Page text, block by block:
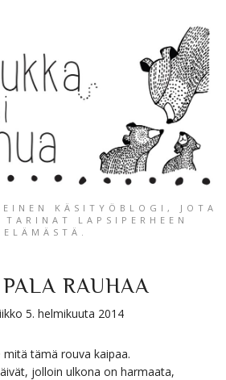
KÄSITYÖBLOGI, JOTA
LAPSIPERHEEN
ELÄMÄSTÄ.
RAUHAA
5. helmikuuta 2014
mitä tämä rouva kaipaa.
jolloin ulkona on harmaata,